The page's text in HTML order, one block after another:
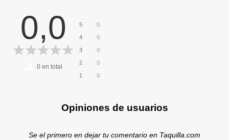
0,0
0en total
5 0
4 0
3 0
2 0
1 0
Opiniones de usuarios
Se el primero en dejar tu comentario en Taquilla.com